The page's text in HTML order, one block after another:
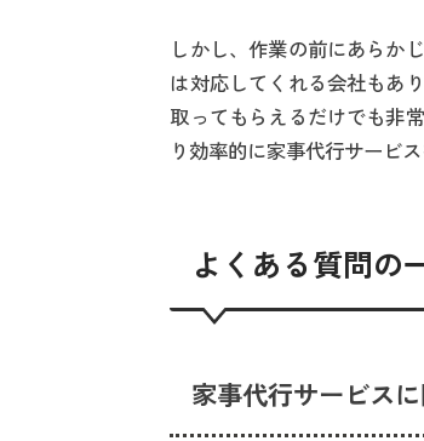
しかし、作業の前にあらか
は対応してくれる会社もあ
取ってもらえるだけでも非
り効率的に家事代行サービ
よくある質問の
家事代行サービス